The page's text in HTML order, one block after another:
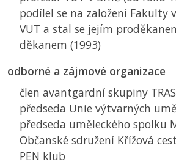
podílel se na založení Fakulty
VUT a stal se jejím
děkanem (1993)
odborné a zájmové organizace
člen avantgardní skupiny
předseda Unie výtvarných
předseda uměleckého spolku
Občanské sdružení Křížová
PEN klub